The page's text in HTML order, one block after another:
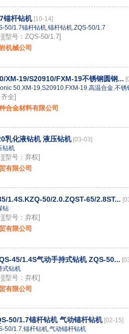
锚杆钻机 [10-14]
50/1.7锚杆钻机,锚杆钻机,ZQS-50/1.7
型号：ZQS-50/1.7]
机械公司
XM-19/S20910/FXM-19不锈钢圆钢...
50,XM-19,S20910,FXM-19,高温合金,不锈
全]
合金材料有限公司
乳化液钻机 液压钻机 [03-03]
钻机
型号：弃权]
有限公司
1.4S.KZQ-50/2.0.ZQST-65/2.8ST...
钻
型号：弃权]
有限公司
45/1.4S气动手持式钻机 ZQS-50...
式钻机
型号：弃权]
有限公司
50/1.7锚杆钻机 气动锚杆钻机 [02-15]
50/1.7,锚杆钻机,气动锚杆钻机